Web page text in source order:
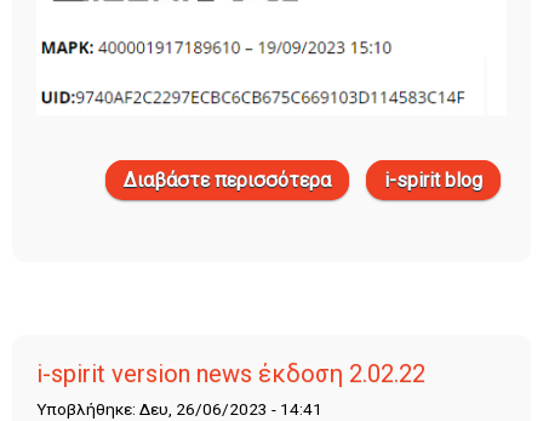
Διαβάστε περισσότερα
για i-spirit version news
έκδοση 2.02.34
i-spirit blog
i-spirit version news έκδοση 2.02.22
Υποβλήθηκε: Δευ, 26/06/2023 - 14:41